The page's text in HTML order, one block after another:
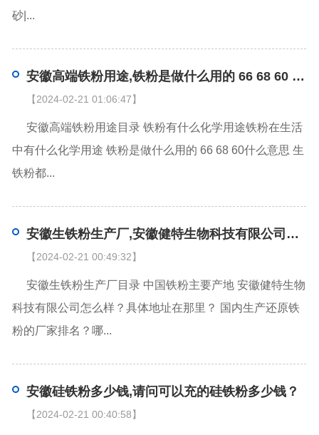
砂|...
安徽高端铁粉用途,铁粉是做什么用的 66 68 60 是什么意思
【2024-02-21 01:06:47】
安徽高端铁粉用途目录 铁粉有什么化学用途铁粉在生活
中有什么化学用途 铁粉是做什么用的 66 68 60什么意思 生
铁粉都...
安徽生铁粉生产厂,安徽健特生物科技有限公司怎么样？具体地址在那里？
【2024-02-21 00:49:32】
安徽生铁粉生产厂目录 中国铁粉主要产地 安徽健特生物
科技有限公司怎么样？具体地址在那里？ 国内生产还原铁
粉的厂家排名？哪...
安徽硅铁粉多少钱,请问可以充的硅铁粉多少钱？
【2024-02-21 00:40:58】